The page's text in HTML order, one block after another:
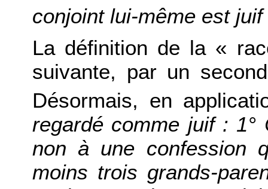
conjoint lui-même est juif
La définition de la «
suivante, par un
Désormais, en
regardé comme juif : 1°
non à une confession
moins trois grands-